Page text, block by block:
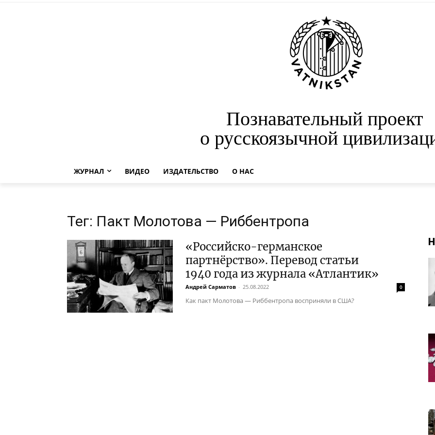
Познавательный проект
о русскоязычной
ЖУРНАЛ ВИДЕО ИЗДАТЕЛЬСТВО О НАС
Тег: Пакт Молотова — Риббентропа
«Российско-германское
партнёрство». Перевод статьи
1940 года из журнала «Атлантик»
Андрей Сарматов - 25.08.2022 0
Как пакт Молотова — Риббентропа восприняли в США?